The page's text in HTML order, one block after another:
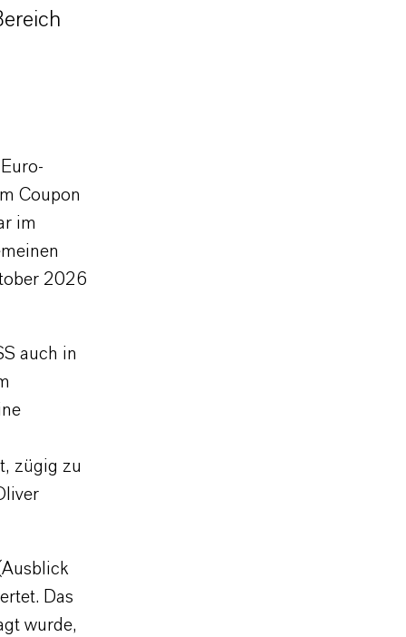
Coupon
im
2026
auch in
zügig zu
Das
wurde,